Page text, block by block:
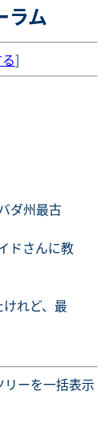
ラム
]
ダ州最古
ドさんに教
れど、最
ーを一括表示